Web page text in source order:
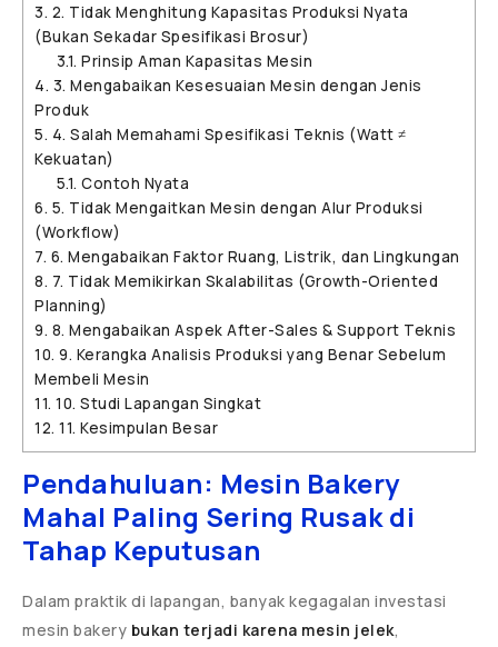
3. 2. Tidak Menghitung Kapasitas Produksi Nyata
(Bukan Sekadar Spesifikasi Brosur)
3.1. Prinsip Aman Kapasitas Mesin
4. 3. Mengabaikan Kesesuaian Mesin dengan Jenis
Produk
5. 4. Salah Memahami Spesifikasi Teknis (Watt ≠
Kekuatan)
5.1. Contoh Nyata
6. 5. Tidak Mengaitkan Mesin dengan Alur Produksi
(Workflow)
7. 6. Mengabaikan Faktor Ruang, Listrik, dan Lingkungan
8. 7. Tidak Memikirkan Skalabilitas (Growth-Oriented
Planning)
9. 8. Mengabaikan Aspek After-Sales & Support Teknis
10. 9. Kerangka Analisis Produksi yang Benar Sebelum
Membeli Mesin
11. 10. Studi Lapangan Singkat
12. 11. Kesimpulan Besar
Pendahuluan: Mesin Bakery
Mahal Paling Sering Rusak di
Tahap Keputusan
Dalam praktik di lapangan, banyak kegagalan investasi
mesin bakery bukan terjadi karena mesin jelek,